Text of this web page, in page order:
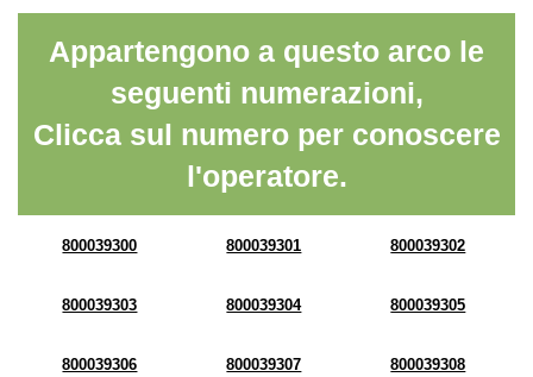
Appartengono a questo arco le
seguenti numerazioni,
Clicca sul numero per conoscere
l'operatore.
800039300 800039301 800039302
800039303 800039304 800039305
800039306 800039307 800039308